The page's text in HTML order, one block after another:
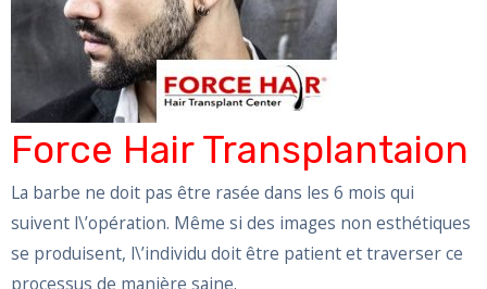
Force Hair Transplantaion
La barbe ne doit pas être rasée dans les 6 mois qui
suivent l\’opération. Même si des images non esthétiques
se produisent, l\’individu doit être patient et traverser ce
processus de manière saine.